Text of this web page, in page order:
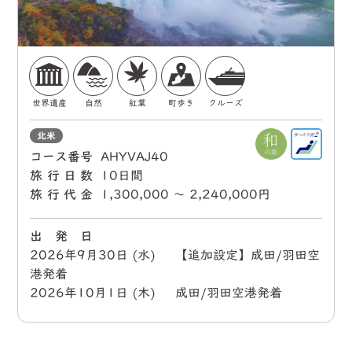
世界遺産 自然 紅葉 町歩き クルーズ
北米
コース番号
AHYVAJ40
旅行日数
10日間
旅行代金
1,300,000 〜 2,240,000円
出 発 日
2026年9月30日 (水) 【追加設定】成田/羽田空
港発着
2026年10月1日 (木) 成田/羽田空港発着